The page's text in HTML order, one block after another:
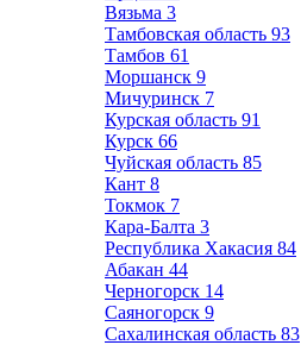
Вязьма 3
Тамбовская область 93
Тамбов 61
Моршанск 9
Мичуринск 7
Курская область 91
Курск 66
Чуйская область 85
Кант 8
Токмок 7
Кара-Балта 3
Республика Хакасия 84
Абакан 44
Черногорск 14
Саяногорск 9
Сахалинская область 83